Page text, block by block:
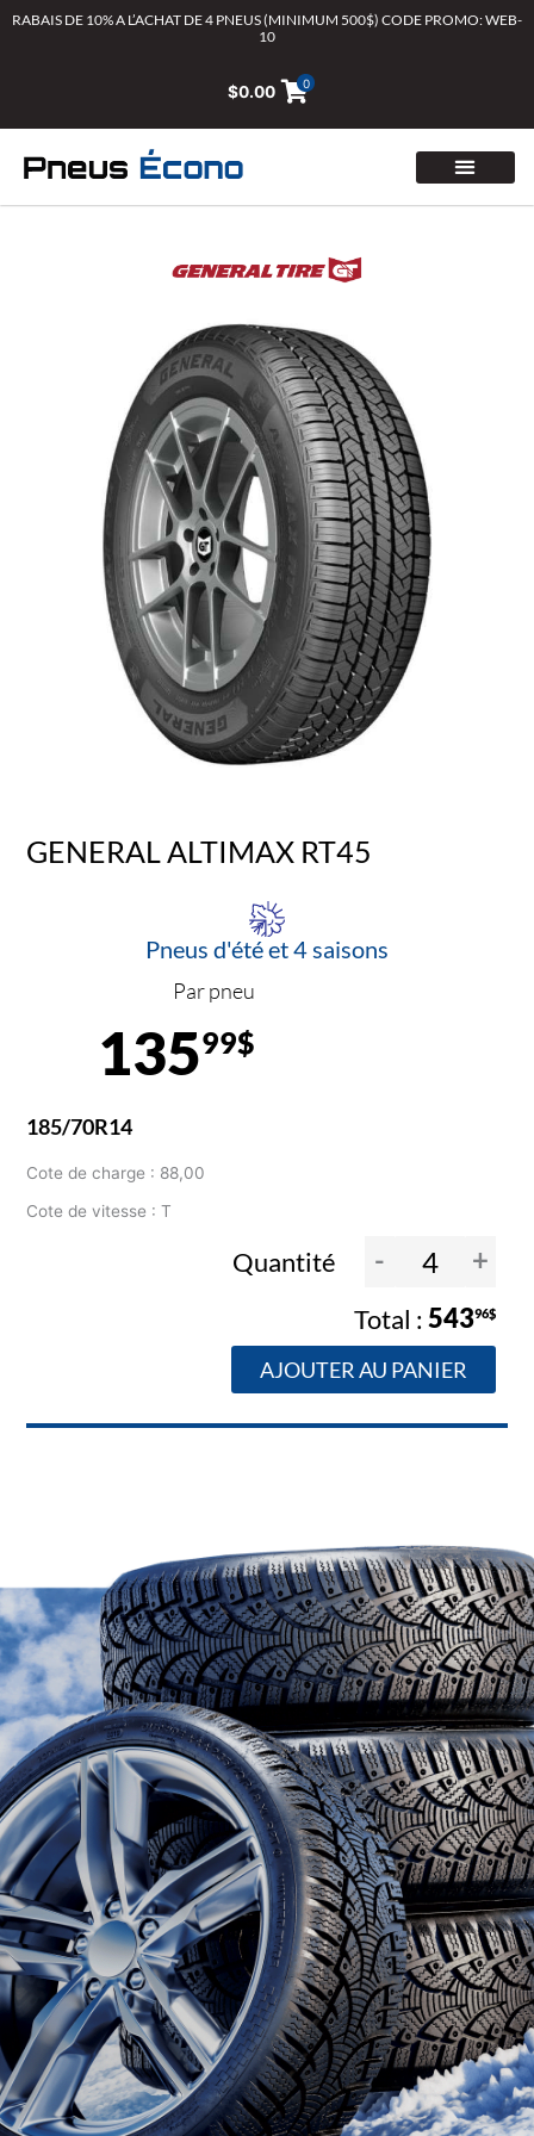
AllerRABAIS DE 10% A L’ACHAT DE 4 PNEUS (MINIMUM 500$) CODE PROMO: WEB-
10
$0.00 0
GENERAL ALTIMAX RT45
Pneus d'été et 4 saisons
Par pneu
13599$
185/70R14
Cote de charge : 88,00
Cote de vitesse : T
Quantité - +
54396$
AJOUTER AU PANIER